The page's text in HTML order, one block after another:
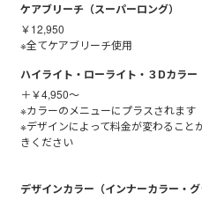
ケアブリーチ（スーパーロング）
￥12,950
※全てケアブリーチ使用
ハイライト・ローライト・３Dカラー
＋￥4,950～
※カラーのメニューにプラスされます
※デザインによって料金が変わること
きください
デザインカラー（インナーカラー・